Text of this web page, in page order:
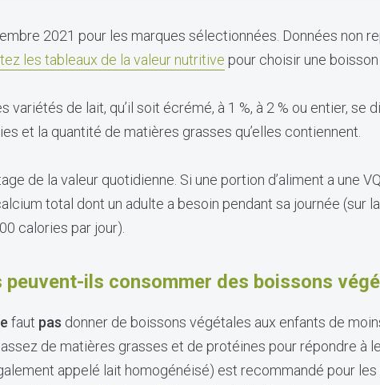
2021 pour les marques sélectionnées. Données non
les tableaux de la valeur nutritive pour choisir une
variétés de lait, qu’il soit écrémé, à 1 %, à 2 % ou entier, se
et la quantité de matières grasses qu’elles contiennent.
de la valeur quotidienne. Si une portion d’aliment a une
total dont un adulte a besoin pendant sa journée (sur la
calories par jour).
peuvent-ils consommer des boissons
faut pas donner de boissons végétales aux enfants de
de matières grasses et de protéines pour répondre à
appelé lait homogénéisé) est recommandé pour les